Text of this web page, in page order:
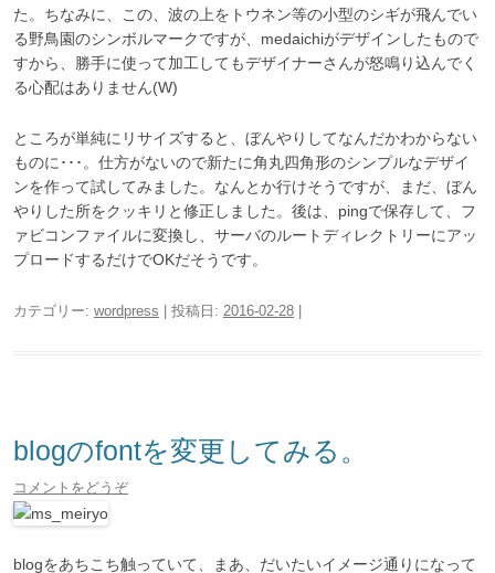
た。ちなみに、この、波の上をトウネン等の小型のシギが飛んでい
る野鳥園のシンボルマークですが、medaichiがデザインしたもので
すから、勝手に使って加工してもデザイナーさんが怒鳴り込んでく
る心配はありません(W)
ところが単純にリサイズすると、ぼんやりしてなんだかわからない
ものに･･･。仕方がないので新たに角丸四角形のシンプルなデザイ
ンを作って試してみました。なんとか行けそうですが、まだ、ぼん
やりした所をクッキリと修正しました。後は、pingで保存して、フ
ァビコンファイルに変換し、サーバのルートディレクトリーにアッ
プロードするだけでOKだそうです。
カテゴリー: wordpress | 投稿日: 2016-02-28
blogのfontを変更してみる。
コメントをどうぞ
blogをあちこち触っていて、まあ、だいたいイメージ通りになって